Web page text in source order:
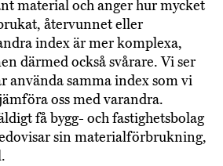
material och anger hur mycket
återvunnet eller
index är mer komplexa,
därmed också svårare. Vi ser
använda samma index som vi
oss med varandra.
få bygg- och fastighetsbolag
sin materialförbrukning,